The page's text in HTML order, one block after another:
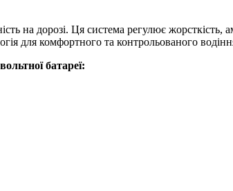
на дорозі. Ця система регулює
для комфортного та контрольованого
батареї: